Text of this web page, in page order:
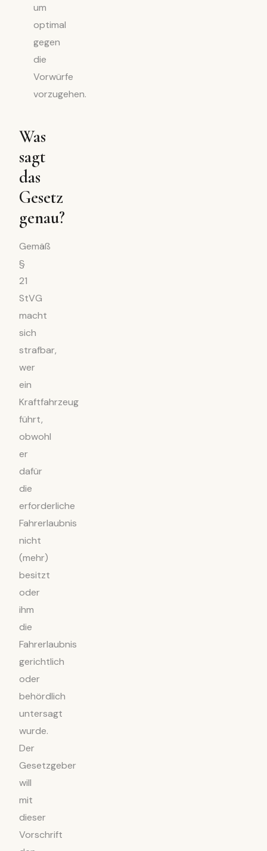
um
optimal
gegen
die
Vorwürfe
vorzugehen.
Was
sagt
das
Gesetz
genau?
Gemäß
§
21
StVG
macht
sich
strafbar,
wer
ein
Kraftfahrzeug
führt,
obwohl
er
dafür
die
erforderliche
Fahrerlaubnis
nicht
(mehr)
besitzt
oder
ihm
die
Fahrerlaubnis
gerichtlich
oder
behördlich
untersagt
wurde.
Der
Gesetzgeber
will
mit
dieser
Vorschrift